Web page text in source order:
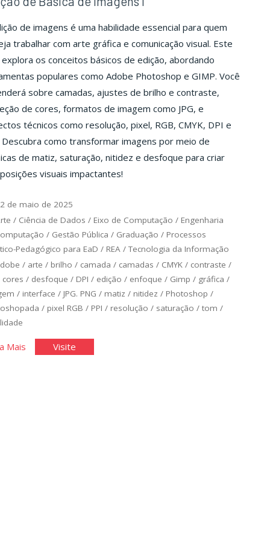
de imagens é uma habilidade essencial para quem
trabalhar com arte gráfica e comunicação visual. Este
explora os conceitos básicos de edição, abordando
populares como Adobe Photoshop e GIMP. Você
sobre camadas, ajustes de brilho e contraste,
de cores, formatos de imagem como JPG, e
técnicos como resolução, pixel, RGB, CMYK, DPI e
Descubra como transformar imagens por meio de
de matiz, saturação, nitidez e desfoque para criar
visuais impactantes!
de maio de 2025
/ Ciência de Dados / Eixo de Computação / Engenharia
/ Gestão Pública / Graduação / Processos
Pedagógico para EaD / REA/Tecnologia da Informação
/ arte / brilho / camada / camadas / CMYK / contraste /
cores / desfoque / DPI / edição / enfoque / Gimp / gráfica /
/ interface / JPG. PNG / matiz / nitidez / Photoshop /
/ pixel RGB / PPI / resolução / saturação / tom /
Mais"EdiçãoVisite"Edição